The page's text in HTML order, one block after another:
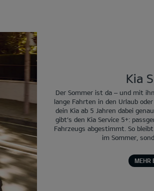
Kia
Der Sommer ist da – und mit
lange Fahrten in den Urlaub
dein Kia ab 5 Jahren dabei
gibt’s den Kia Service 5+:
Fahrzeugs abgestimmt. So
im Sommer,
MEHR